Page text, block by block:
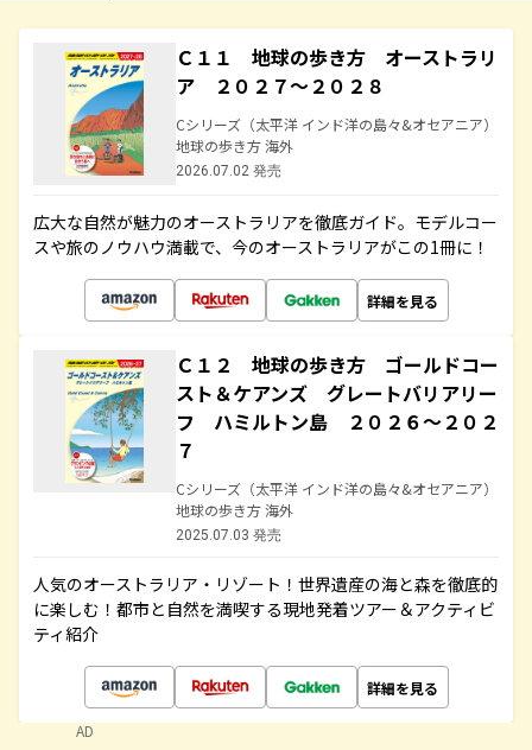
Ｃ１１ 地球の歩き方 オーストラリ
ア ２０２７～２０２８
Cシリーズ（太平洋 インド洋の島々&オセアニア）
地球の歩き方 海外
2026.07.02 発売
広大な自然が魅力のオーストラリアを徹底ガイド。モデルコー
スや旅のノウハウ満載で、今のオーストラリアがこの1冊に！
詳細を見る
Ｃ１２ 地球の歩き方 ゴールドコー
スト＆ケアンズ グレートバリアリー
フ ハミルトン島 ２０２６～２０２
７
Cシリーズ（太平洋 インド洋の島々&オセアニア）
地球の歩き方 海外
2025.07.03 発売
人気のオーストラリア・リゾート！世界遺産の海と森を徹底的
に楽しむ！都市と自然を満喫する現地発着ツアー＆アクティビ
ティ紹介
詳細を見る
AD